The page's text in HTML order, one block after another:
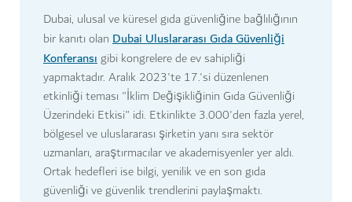
Dubai, ulusal ve küresel gıda güvenliğine bağlılığının
bir kanıtı olan Dubai Uluslararası Gıda Güvenliği
Konferansıgibi kongrelere de ev sahipliği
yapmaktadır. Aralık 2023'te 17.'si düzenlenen
etkinliği teması "İklim Değişikliğinin Gıda Güvenliği
Üzerindeki Etkisi" idi. Etkinlikte 3.000'den fazla yerel,
bölgesel ve uluslararası şirketin yanı sıra sektör
uzmanları, araştırmacılar ve akademisyenler yer aldı.
Ortak hedefleri ise bilgi, yenilik ve en son gıda
güvenliği ve güvenlik trendlerini paylaşmaktı.